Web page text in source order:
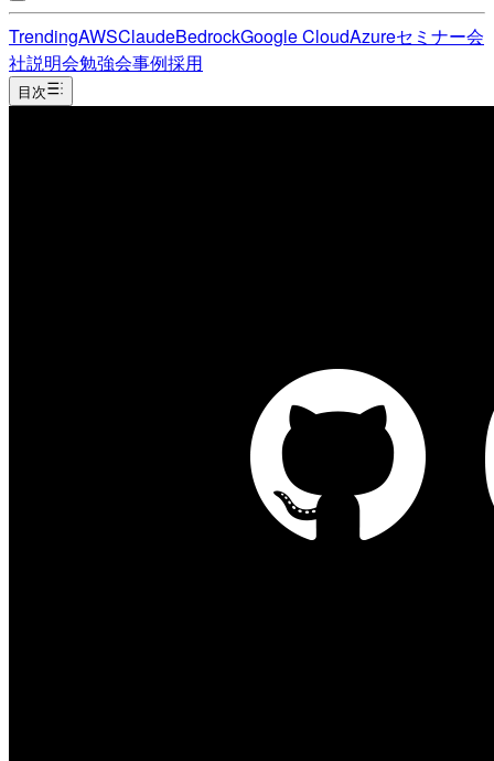
TrendingAWSClaudeBedrockGoogle CloudAzureセミナー会
社説明会勉強会事例採用
目次